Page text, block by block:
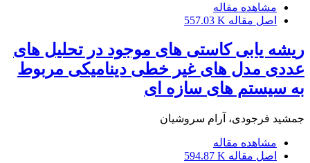
مشاهده مقاله
اصل مقاله 557.03 K
ریشه یابی کاستی های موجود در تحلیل های
عددی مدل های غیر خطی دینامیکی مربوط
به سیستم های سازه ای
جمشید فرجودی، آرام سروشیان
مشاهده مقاله
اصل مقاله 594.87 K